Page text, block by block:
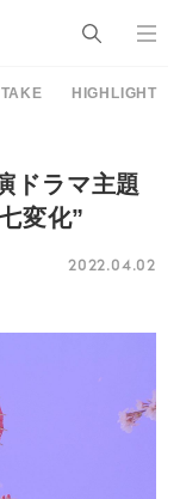
HIGHLIGHT
ドラマ主題
変化”
2022.04.02